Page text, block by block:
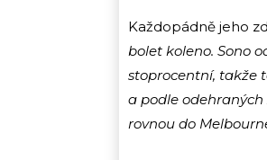
Každopádně jeho
bolet koleno. Sono
stoprocentní, takže
a podle
rovnou do